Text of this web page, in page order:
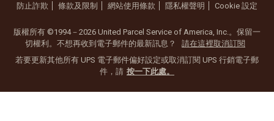
防止詐欺 條款及限制 網站使用條款 隱私權聲明 Cookie 設定
版權所有 ©1994－2026 United Parcel Service of America, Inc.。保留一
切權利。不想再收到電子郵件的最新訊息？
請在這裡取消訂閱
若要更新其他所有 UPS 電子郵件偏好設定或取消訂閱 UPS 行銷電子郵
件，請 按一下此處。